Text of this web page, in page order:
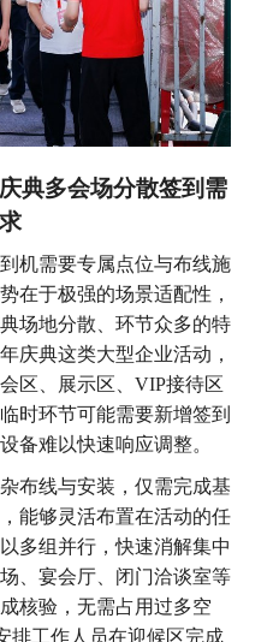
典多会场分散签到需
求
机需要专属点位与布线施
在于极强的场景适配性，
场地分散、环节众多的特
庆典这类大型企业活动，
区、展示区、VIP接待区
时环节可能需要新增签到
备难以快速响应调整。
布线与安装，仅需完成基
能够灵活布置在活动的任
多组并行，快速消解集中
、宴会厅、闭门洽谈室等
核验，无需占用过多空
排工作人员在迎候区完成